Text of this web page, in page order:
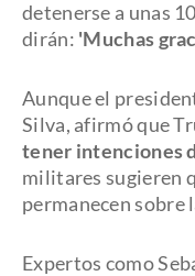
detenerse a unas
dirán: 'Muchas
Aunque el
Silva, afirmó que
tener intenciones
militares sugieren
permanecen sobre
Expertos como